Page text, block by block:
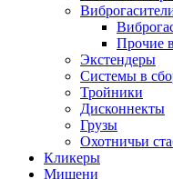
Прочие
Экстендеры
Системы в
Тройники
Дисконнекты
Грузы
Охотничьи
Кликеры
Мишени